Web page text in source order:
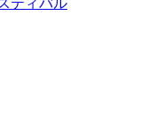
ティバル